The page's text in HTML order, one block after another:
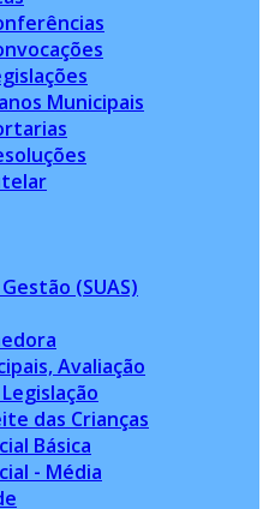
Municipais
(SUAS)
Avaliação
das Crianças
Básica
- Média